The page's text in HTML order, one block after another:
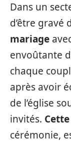
Dans un
d’être gravé
mariage
envoûtante
chaque
après avoir
de l’église
invités.
cérémonie,